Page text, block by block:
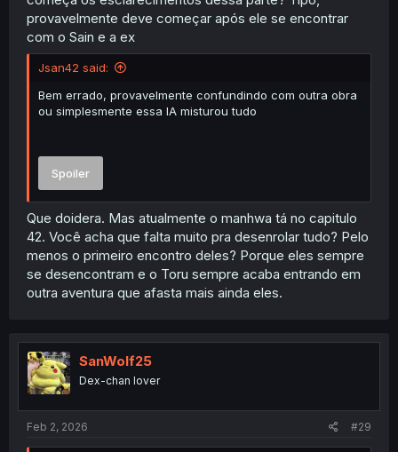
provavelmente deve começar após ele se encontrar
com o Sain e a ex
Jsan42 said:
Bem errado, provavelmente confundindo com outra obra
ou simplesmente essa IA misturou tudo
Spoiler
Que doidera. Mas atualmente o manhwa tá no capitulo
42. Você acha que falta muito pra desenrolar tudo? Pelo
menos o primeiro encontro deles? Porque eles sempre
se desencontram e o Toru sempre acaba entrando em
outra aventura que afasta mais ainda eles.
SanWolf25
Dex-chan lover
Feb 2, 2026 #29